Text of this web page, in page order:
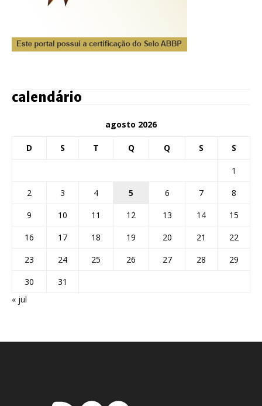
calendário
agosto 2026
D S T Q Q S S
1
2
3 4 5 6 7
8
9
10 11 12 13 14
15
16
17 18 19 20 21
22
23
24 25 26 27 28
29
30
31
« jul